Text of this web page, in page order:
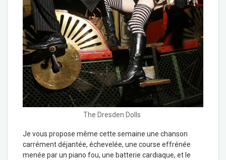
The Dresden Dolls
Je vous propose même cette semaine une chanson
carrément déjantée, échevelée, une course effrénée
menée par un piano fou, une batterie cardiaque, et le